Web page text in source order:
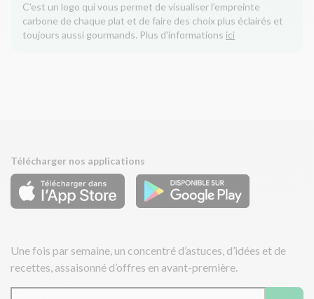
C'est un logo qui vous permet de visualiser l’empreinte
carbone de chaque plat et de faire des choix plus éclairés et
toujours aussi gourmands. Plus d'informations ici
Télécharger nos applications
Une fois par semaine, un concentré d’astuces, d’idées et de
recettes, assaisonné d’offres en avant-première.